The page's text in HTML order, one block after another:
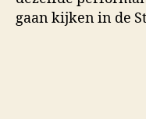
gaan kijken in de